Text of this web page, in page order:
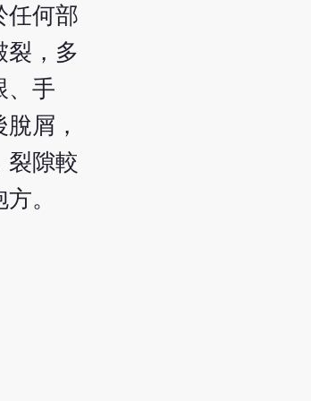
任何部
裂，多
、手
屑，
裂隙較
。